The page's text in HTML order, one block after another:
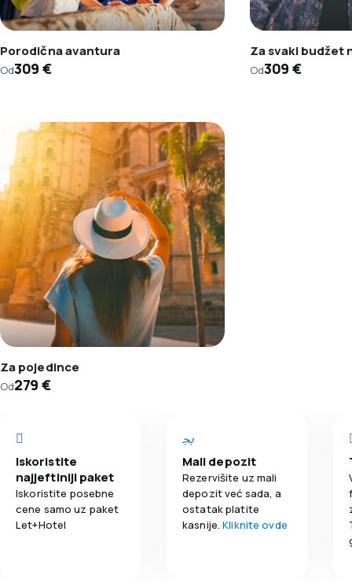
Porodična avantura
Od309 €
Za svaki budžet
Od309 €
Za pojedince
Od279 €
Iskoristite
najjeftiniji paket
Iskoristite posebne
cene samo uz paket
Let+Hotel
Mali depozit
Rezervišite uz mali
depozit već sada, a
ostatak platite
kasnije.Kliknite ovde